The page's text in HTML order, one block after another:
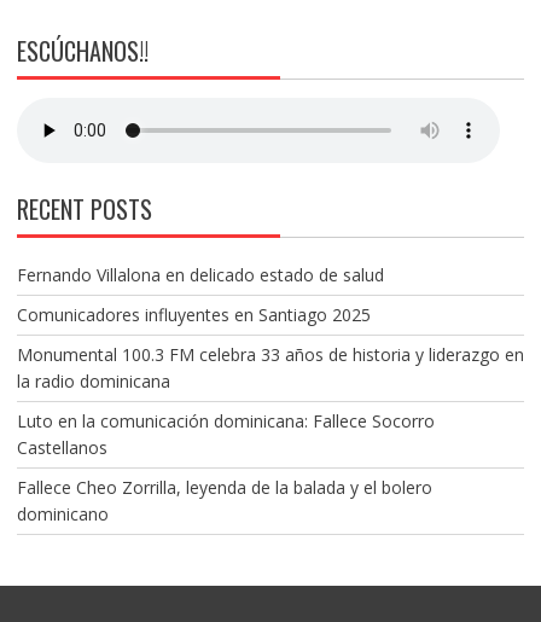
ESCÚCHANOS!!
RECENT POSTS
Fernando Villalona en delicado estado de salud
Comunicadores influyentes en Santiago 2025
Monumental 100.3 FM celebra 33 años de historia y liderazgo en
la radio dominicana
Luto en la comunicación dominicana: Fallece Socorro
Castellanos
Fallece Cheo Zorrilla, leyenda de la balada y el bolero
dominicano